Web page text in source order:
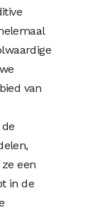
van
een
in de